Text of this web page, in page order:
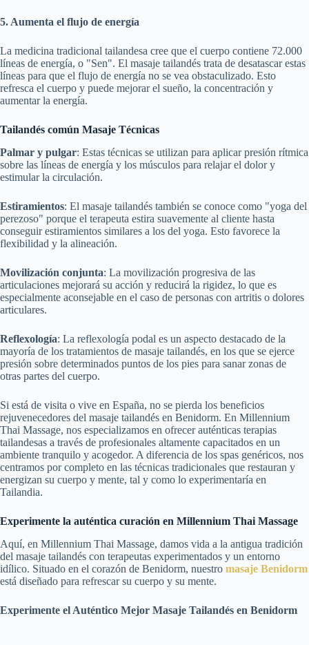
5. Aumenta el flujo de energía
La medicina tradicional tailandesa cree que el cuerpo contiene 72.000
líneas de energía, o "Sen". El masaje tailandés trata de desatascar estas
líneas para que el flujo de energía no se vea obstaculizado. Esto
refresca el cuerpo y puede mejorar el sueño, la concentración y
aumentar la energía.
Tailandés común Masaje Técnicas
Palmar y pulgar: Estas técnicas se utilizan para aplicar presión rítmica
sobre las líneas de energía y los músculos para relajar el dolor y
estimular la circulación.
Estiramientos: El masaje tailandés también se conoce como "yoga del
perezoso" porque el terapeuta estira suavemente al cliente hasta
conseguir estiramientos similares a los del yoga. Esto favorece la
flexibilidad y la alineación.
Movilización conjunta: La movilización progresiva de las
articulaciones mejorará su acción y reducirá la rigidez, lo que es
especialmente aconsejable en el caso de personas con artritis o dolores
articulares.
Reflexología: La reflexología podal es un aspecto destacado de la
mayoría de los tratamientos de masaje tailandés, en los que se ejerce
presión sobre determinados puntos de los pies para sanar zonas de
otras partes del cuerpo.
Si está de visita o vive en España, no se pierda los beneficios
rejuvenecedores del masaje tailandés en Benidorm. En Millennium
Thai Massage, nos especializamos en ofrecer auténticas terapias
tailandesas a través de profesionales altamente capacitados en un
ambiente tranquilo y acogedor. A diferencia de los spas genéricos, nos
centramos por completo en las técnicas tradicionales que restauran y
energizan su cuerpo y mente, tal y como lo experimentaría en
Tailandia.
Experimente la auténtica curación en Millennium Thai Massage
Aquí, en Millennium Thai Massage, damos vida a la antigua tradición
del masaje tailandés con terapeutas experimentados y un entorno
idílico. Situado en el corazón de Benidorm, nuestro masaje Benidorm
está diseñado para refrescar su cuerpo y su mente.
Experimente el Auténtico Mejor Masaje Tailandés en Benidorm